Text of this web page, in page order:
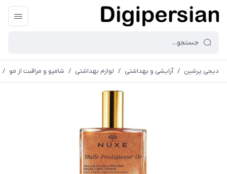
دیجی پرشین / آرایشی و بهداشتی / لوازم بهداشتی / شامپو و مراقبت از مو /